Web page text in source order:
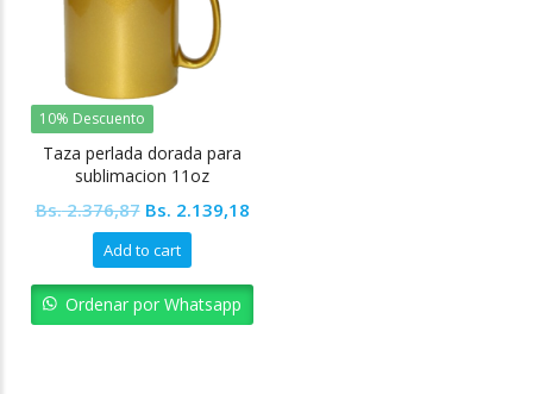
10% Descuento
Taza perlada dorada para
sublimacion 11oz
Bs.2.376,87 Original
price
was:
Bs. 2.376,87.
Bs. 2.139,18Current
Bs. 2.139,18.
Add to cart
Ordenar por Whatsapp